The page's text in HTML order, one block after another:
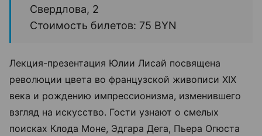
Свердлова, 2
Стоимость билетов: 75 BYN
Лекция-презентация Юлии Лисай посвящена
революции цвета во французской живописи XIX
века и рождению импрессионизма, изменившего
взгляд на искусство. Гости узнают о смелых
поисках Клода Моне, Эдгара Дега, Пьера Огюста